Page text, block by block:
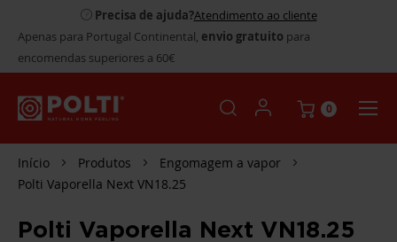
Precisa de ajuda?Atendimento ao cliente
Apenas para Portugal Continental, envio gratuito para
encomendas superiores a 60€
0
Início Produtos
Engomagem a vapor
Polti Vaporella Next VN18.25
Polti Vaporella Next VN18.25